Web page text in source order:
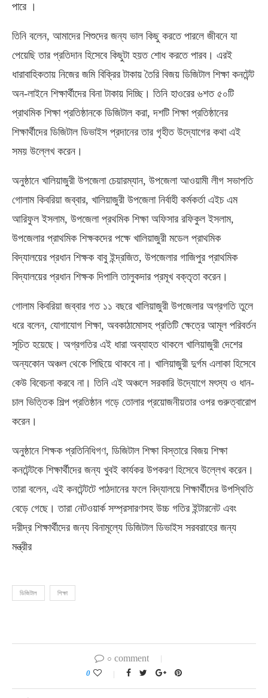
পারে ।
তিনি বলেন, আমাদের শিশুদের জন্য ভাল কিছু করতে পারলে জীবনে যা
পেয়েছি তার প্রতিদান হিসেবে কিছুটা হয়ত শোধ করতে পারব। এরই
ধারাবাহিকতায় নিজের জমি বিক্রির টাকায় তৈরি বিজয় ডিজিটাল শিক্ষা কনটেন্ট
অন-লাইনে শিক্ষার্থীদের বিনা টাকায় দিচ্ছি। তিনি হাওরের ৬শত ৫০টি
প্রাথমিক শিক্ষা প্রতিষ্ঠানকে ডিজিটাল করা, দশটি শিক্ষা প্রতিষ্ঠানের
শিক্ষার্থীদের ডিজিটাল ডিভাইস প্রদানের তার গৃহীত উদ্যোগের কথা এই
সময় উল্লেখ করেন।
অনুষ্ঠানে খালিয়াজুরী উপজেলা চেয়ারম্যান, উপজেলা আওয়ামী লীগ সভাপতি
গোলাম কিবরিয়া জব্বার, খালিয়াজুরী উপজেলা নির্বাহী কর্মকর্তা এইচ এম
আরিফুল ইসলাম, উপজেলা প্রথমিক শিক্ষা অফিসার রফিকুল ইসলাম,
উপজেলার প্রাথমিক শিক্ষকদের পক্ষে খালিয়াজুরী মডেল প্রাথমিক
বিদ্যালয়ের প্রধান শিক্ষক বাবু ইন্দ্রজিত, উপজেলার গাজিপুর প্রাথমিক
বিদ্যালয়ের প্রধান শিক্ষক দিপালি তালুকদার প্রমূখ বক্তৃতা করেন।
গোলাম কিবরিয়া জব্বার গত ১১ বছরে খালিয়াজুরী উপজেলার অগ্রগতি তুলে
ধরে বলেন, যোগাযোগ শিক্ষা, অবকাঠামোসহ প্রতিটি ক্ষেত্রে আমূল পরিবর্তন
সূচিত হয়েছে। অগ্রগতির এই ধারা অব্যাহত থাকলে খালিয়াজুরী দেশের
অন্যকোন অঞ্চল থেকে পিছিয়ে থাকবে না। খালিয়াজুরী দুর্গম এলাকা হিসেবে
কেউ বিবেচনা করবে না। তিনি এই অঞ্চলে সরকারি উদ্যোগে মৎস্য ও ধান-
চাল ভিত্তিক শিল্প প্রতিষ্ঠান গড়ে তোলার প্রয়োজনীয়তার ওপর গুরুত্বারোপ
করেন।
অনুষ্ঠানে শিক্ষক প্রতিনিধিগণ, ডিজিটাল শিক্ষা বিস্তারে বিজয় শিক্ষা
কনটেন্টকে শিক্ষার্থীদের জন্য খুবই কার্যকর উপকরণ হিসেবে উল্লেখ করেন।
তারা বলেন, এই কনটেন্টটে পাঠদানের ফলে বিদ্যালয়ে শিক্ষার্থীদের উপস্থিতি
বেড়ে গেছে। তারা নেটওয়ার্ক সম্প্রসারণসহ উচ্চ গতির ইন্টারনেট এবং
দরীদ্র শিক্ষার্থীদের জন্য বিনামূল্যে ডিজিটাল ডিভাইস সরবরাহের জন্য
মন্ত্রীর
ডিজিটাল শিক্ষা
০ comment
0